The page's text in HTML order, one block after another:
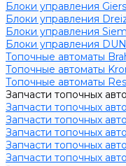
Блоки управления
Блоки управления
Блоки управления
Блоки управления
Топочные автоматы
Топочные автоматы
Топочные автоматы
Запчасти топочных
Запчасти топочных
Запчасти топочных
Запчасти топочных
Запчасти топочных
Запчасти топочных